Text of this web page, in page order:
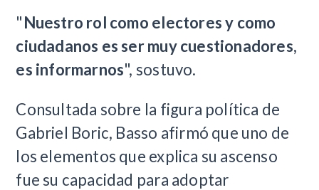
"Nuestro rol como electores y como
ciudadanos es ser muy cuestionadores,
es informarnos", sostuvo.
Consultada sobre la figura política de
Gabriel Boric, Basso afirmó que uno de
los elementos que explica su ascenso
fue su capacidad para adoptar